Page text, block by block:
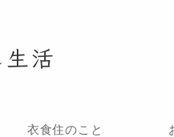
活
衣食住のこと